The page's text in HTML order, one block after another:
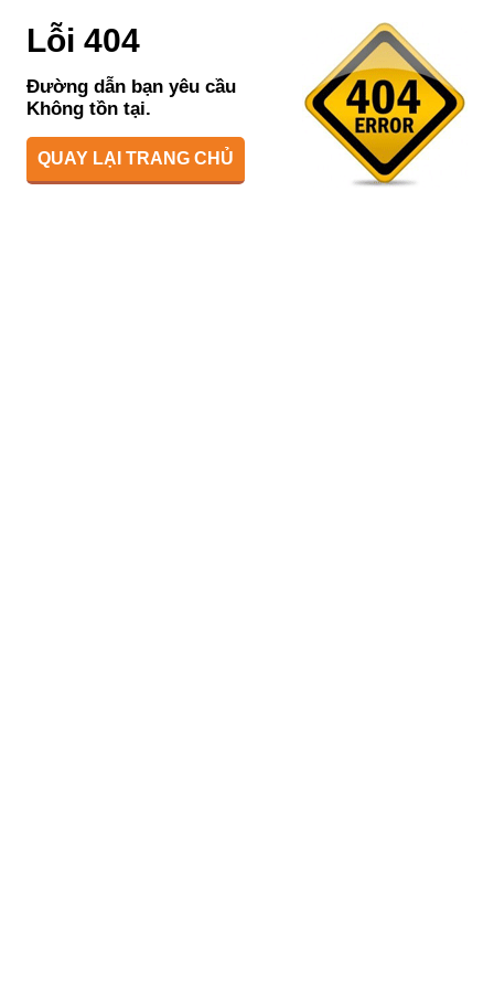
Lỗi 404
Đường dẫn bạn yêu cầu
Không tồn tại.
QUAY LẠI TRANG CHỦ